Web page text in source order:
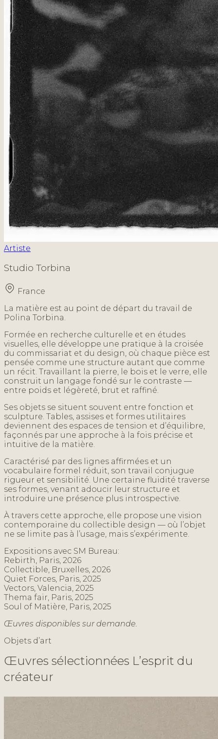
Artiste
Studio Torbina
France
La matière est au point de départ du travail de
Polina Torbina.
Formée en recherche culturelle et en études
visuelles, elle développe une pratique à la croisée
du commissariat et du design, où chaque pièce est
pensée comme une structure autant que comme
un récit. Travaillant la pierre, le bois et le verre, elle
construit un langage fondé sur le contraste —
entre poids et légèreté, brut et raffiné.
Ses objets se situent souvent entre fonction et
sculpture. Tables, assises et formes utilitaires
deviennent des espaces de tension et d’équilibre,
façonnés par une approche à la fois précise et
intuitive de la matière.
Caractérisé par des lignes affirmées et un
vocabulaire formel réduit, son travail conjugue
rigueur et sensibilité. Une certaine fluidité traverse
ses formes, venant adoucir leur structure et
introduire une présence plus introspective.
À travers cette approche, elle propose une vision
contemporaine du collectible design — où l’objet
ne se limite pas à l’usage, mais s’expérimente.
Expositions avec SM Bureau:
Rebirth, Paris, 2026
Collectible, Bruxelles, 2026
Quiet Forces, Paris, 2025
Vectors, Valencia, 2025
Thema fair, Paris, 2025
Soul of Matière, Paris, 2025
Œuvres disponibles sur demande.
Objets d’art
Œuvres sélectionnées L’esprit du
créateur